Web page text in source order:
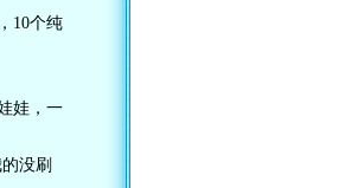
10个纯
娃，一
没刷